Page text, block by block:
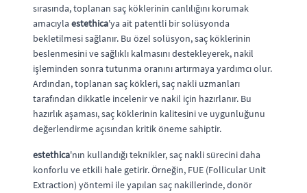
sırasında, toplanan saç köklerinin canlılığını korumak
amacıyla estethica'ya ait patentli bir solüsyonda
bekletilmesi sağlanır. Bu özel solüsyon, saç köklerinin
beslenmesini ve sağlıklı kalmasını destekleyerek, nakil
işleminden sonra tutunma oranını artırmaya yardımcı olur.
Ardından, toplanan saç kökleri, saç nakli uzmanları
tarafından dikkatle incelenir ve nakil için hazırlanır. Bu
hazırlık aşaması, saç köklerinin kalitesini ve uygunluğunu
değerlendirme açısından kritik öneme sahiptir.
estethica'nın kullandığı teknikler, saç nakli sürecini daha
konforlu ve etkili hale getirir. Örneğin, FUE (Follicular Unit
Extraction) yöntemi ile yapılan saç nakillerinde, donör